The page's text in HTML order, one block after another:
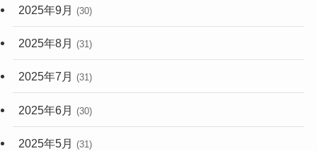
2025年9月 (30)
2025年8月 (31)
2025年7月 (31)
2025年6月 (30)
2025年5月 (31)